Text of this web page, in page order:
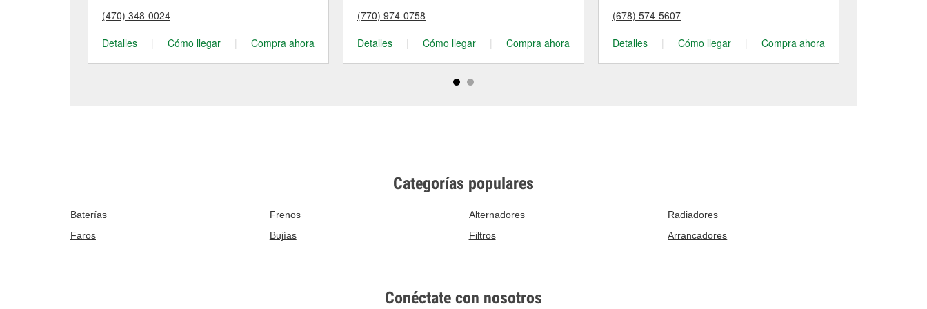
(470) 348-0024
Detalles
| Cómo llegar | Compra ahora
(770) 974-0758
Detalles
| Cómo llegar | Compra ahora
(678) 574-5607
Detalles
| Cómo llegar | Compra ahora
Categorías populares
Baterías Frenos Alternadores
Radiadores
Faros
Bujías Filtros Arrancadores
Conéctate con nosotros